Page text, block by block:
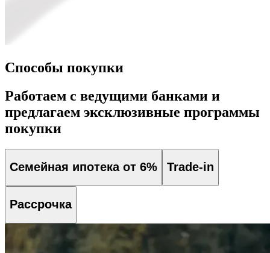
Способы покупки
Работаем с ведущими банками и
предлагаем эксклюзивные программы
покупки
Семейная ипотека от 6% Trade-in
Рассрочка